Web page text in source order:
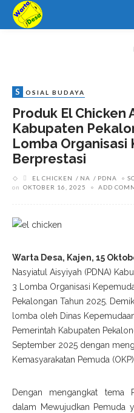
S OSIAL BUDAYA
Produk El Chicken
Kabupaten
Lomba Organisasi
Berprestasi
EL CHICKEN NA PDNA
on OKTOBER 16, 2025 ADD
Warta Desa, Kajen, 15
Nasyiatul Aisyiyah (PDNA)
3 Lomba Organisasi
Pekalongan Tahun 2025.
lomba oleh Dinas
Pemerintah Kabupaten
September 2025 dengan
Kemasyarakatan Pemuda
Dengan mengangkat tema
dalam Mewujudkan Pemuda